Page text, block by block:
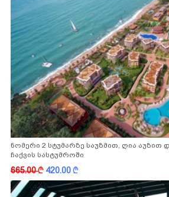
ნომერი 2 სტუმარზე საუზმით, ღია აუზით
ჩაქვის სასტუმროში
665.00k 420.00k